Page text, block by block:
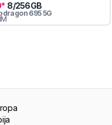
* 8/256GB
695 5G